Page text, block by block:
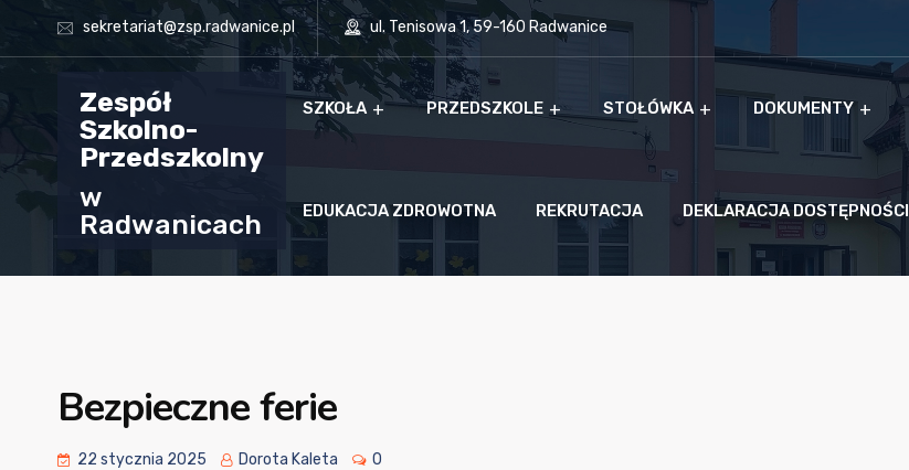
sekretariat@zsp.radwanice.pl ul. Tenisowa 1, 59-160 Radwanice
Zespół
Szkolno-
Przedszkolny
w
Radwanicach
SZKOŁA PRZEDSZKOLE STOŁÓWKA DOKUMENTY
EDUKACJA ZDROWOTNA REKRUTACJA DEKLARACJA DOSTĘPNOŚCI
Bezpieczne ferie
22 stycznia 2025 Dorota Kaleta 0